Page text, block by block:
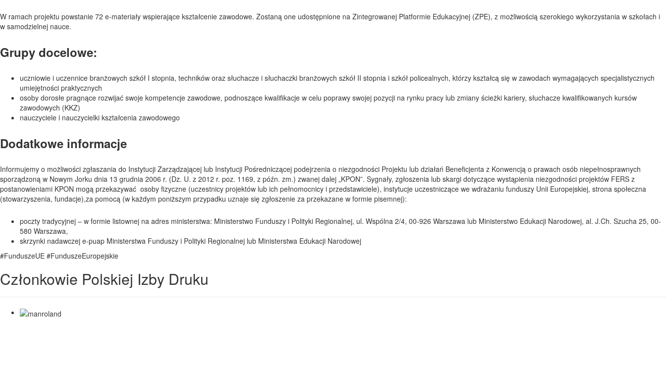
W ramach projektu powstanie 72 e-materiały wspierające kształcenie zawodowe. Zostaną one udostępnione na Zintegrowanej Platformie Edukacyjnej (ZPE), z możliwością szerokiego wykorzystania w szkołach i
w samodzielnej nauce.
Grupy docelowe:
uczniowie i uczennice branżowych szkół I stopnia, techników oraz słuchacze i słuchaczki branżowych szkół II stopnia i szkół policealnych, którzy kształcą się w zawodach wymagających specjalistycznych
umiejętności praktycznych
osoby dorosłe pragnące rozwijać swoje kompetencje zawodowe, podnoszące kwalifikacje w celu poprawy swojej pozycji na rynku pracy lub zmiany ścieżki kariery, słuchacze kwalifikowanych kursów
zawodowych (KKZ)
nauczyciele i nauczycielki kształcenia zawodowego
Dodatkowe informacje
Informujemy o możliwości zgłaszania do Instytucji Zarządzającej lub Instytucji Pośredniczącej podejrzenia o niezgodności Projektu lub działań Beneficjenta z Konwencją o prawach osób niepełnosprawnych
sporządzoną w Nowym Jorku dnia 13 grudnia 2006 r. (Dz. U. z 2012 r. poz. 1169, z późn. zm.) zwanej dalej „KPON”. Sygnały, zgłoszenia lub skargi dotyczące wystąpienia niezgodności projektów FERS z
postanowieniami KPON mogą przekazywać osoby fizyczne (uczestnicy projektów lub ich pełnomocnicy i przedstawiciele), instytucje uczestniczące we wdrażaniu funduszy Unii Europejskiej, strona społeczna
(stowarzyszenia, fundacje),za pomocą (w każdym poniższym przypadku uznaje się zgłoszenie za przekazane w formie pisemnej):
poczty tradycyjnej – w formie listownej na adres ministerstwa: Ministerstwo Funduszy i Polityki Regionalnej, ul. Wspólna 2/4, 00-926 Warszawa lub Ministerstwo Edukacji Narodowej, al. J.Ch. Szucha 25, 00-
580 Warszawa,
skrzynki nadawczej e-puap Ministerstwa Funduszy i Polityki Regionalnej lub Ministerstwa Edukacji Narodowej
#FunduszeUE #FunduszeEuropejskie
Członkowie Polskiej Izby Druku